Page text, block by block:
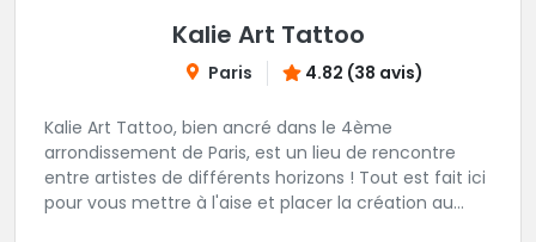
Kalie Art Tattoo
Paris 4.82 (38 avis)
Kalie Art Tattoo, bien ancré dans le 4ème
arrondissement de Paris, est un lieu de rencontre
entre artistes de différents horizons ! Tout est fait ici
pour vous mettre à l'aise et placer la création au